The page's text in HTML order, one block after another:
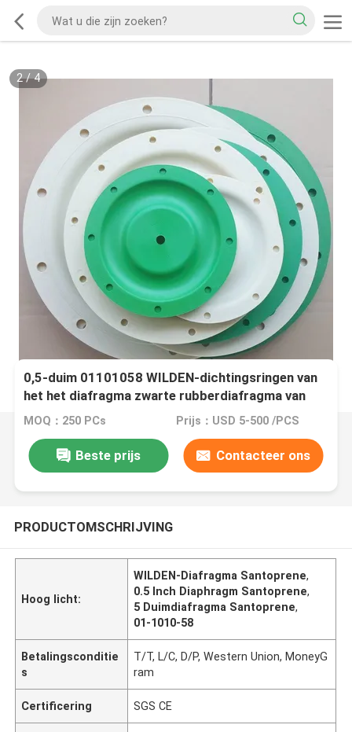
2/4
0,5-duim 01101058 WILDEN-dichtingsringen van
het het diafragma zwarte rubberdiafragma van
Diafragmasantoprene de rubber
MOQ：250 PCs Prijs：USD 5-500 /PCS
Beste prijs Contacteer ons
PRODUCTOMSCHRIJVING
Hoog licht:
WILDEN-Diafragma Santoprene,
0.5 Inch Diaphragm Santoprene,
5 Duimdiafragma Santoprene,
01-1010-58
Betalingsconditie
s
T/T, L/C, D/P, Western Union, MoneyG
ram
Certificering SGS CE